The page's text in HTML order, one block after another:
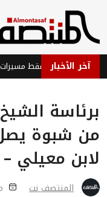
آخر الأخبار
اليمنية تسقط مسيرات
برئاسة
من شبوة يصل
لابن معيلي
المنتصف نت